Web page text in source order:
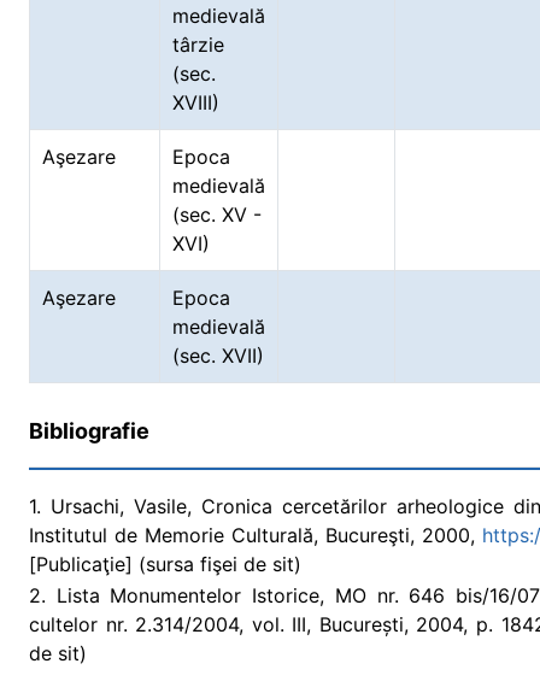
medievală
târzie
(sec.
XVIII)
Aşezare
Epoca
medievală
(sec. XV -
XVI)
Aşezare
Epoca
medievală
(sec. XVII)
Bibliografie
1. Ursachi, Vasile, Cronica cercetărilor arheologice
Institutul de Memorie Culturală, Bucureşti, 2000,
[Publicaţie] (sursa fişei de sit)
2. Lista Monumentelor Istorice, MO nr. 646 bis/16/
cultelor nr. 2.314/2004, vol. III, București, 2004, p.
de sit)